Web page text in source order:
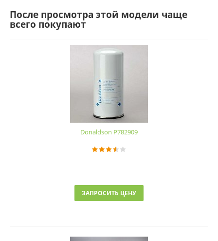
После просмотра этой модели чаще
всего покупают
Donaldson P782909
ЗАПРОСИТЬ ЦЕНУ